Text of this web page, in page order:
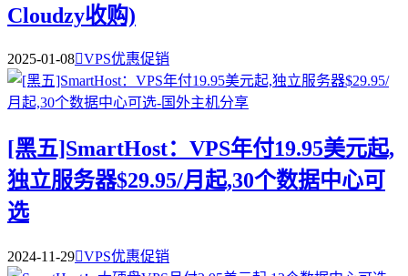
Cloudzy收购)
2025-01-08VPS优惠促销
[黑五]SmartHost：VPS年付19.95美元起,
独立服务器$29.95/月起,30个数据中心可
选
2024-11-29VPS优惠促销